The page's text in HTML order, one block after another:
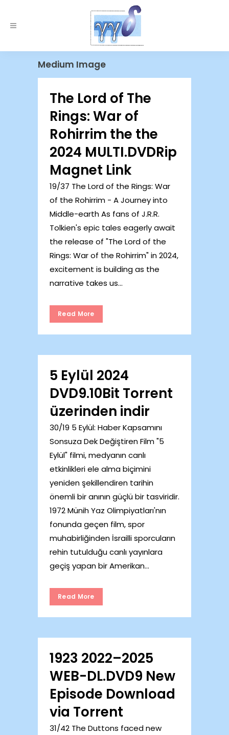
Medium Image
The Lord of The
Rings: War of
Rohirrim the the
2024 MULTI.DVDRip
Magnet Link
19/37 The Lord of the Rings: War
of the Rohirrim - A Journey into
Middle-earth As fans of J.R.R.
Tolkien's epic tales eagerly await
the release of "The Lord of the
Rings: War of the Rohirrim" in 2024,
excitement is building as the
narrative takes us...
Read More
5 Eylül 2024
DVD9.10Bit Torrent
üzerinden indir
30/19 5 Eylül: Haber Kapsamını
Sonsuza Dek Değiştiren Film "5
Eylül" filmi, medyanın canlı
etkinlikleri ele alma biçimini
yeniden şekillendiren tarihin
önemli bir anının güçlü bir tasviridir.
1972 Münih Yaz Olimpiyatları'nın
fonunda geçen film, spor
muhabirliğinden İsrailli sporcuların
rehin tutulduğu canlı yayınlara
geçiş yapan bir Amerikan...
Read More
1923 2022–2025
WEB-DL.DVD9 New
Episode Download
via Torrent
31/42 The Duttons faced new